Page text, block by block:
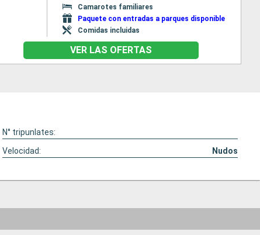
Camarotes familiares
Paquete con entradas a parques disponible
Comidas incluidas
VER LAS OFERTAS
N° tripunlates:
Velocidad: Nudos